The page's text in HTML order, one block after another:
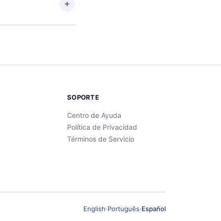
SOPORTE
Centro de Ayuda
Política de Privacidad
Términos de Servicio
English·Português·Español